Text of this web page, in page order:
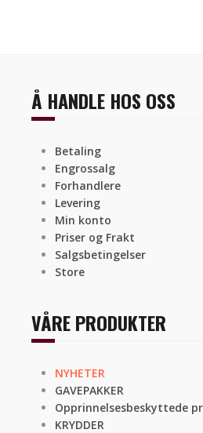
Å HANDLE HOS OSS
Betaling
Engrossalg
Forhandlere
Levering
Min konto
Priser og Frakt
Salgsbetingelser
Store
VÅRE PRODUKTER
NYHETER
GAVEPAKKER
Opprinnelsesbeskyttede
KRYDDER